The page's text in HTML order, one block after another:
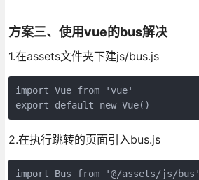
方案三、使用vue的bus解决
1.在assets文件夹下建js/bus.js
import Vue from 'vue'
export default new Vue()
2.在执行跳转的页面引入bus.js
import Bus from '@/assets/js/bus'